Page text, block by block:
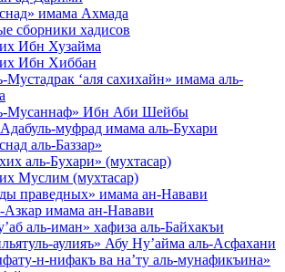
имама Ахмада
сборники хадисов
Ибн Хузайма
Ибн Хиббан
Мустадрак ‘аля сахихайн» имама аль-
Мусаннаф» Ибн Аби Шейбы
муфрад имама аль-Бухари
аль-Баззар»
аль-Бухари» (мухтасар)
Муслим (мухтасар)
праведных» имама ан-Навави
Азкар имама ан-Навави
аль-иман» хафиза аль-Байхакъи
аулияъ» Абу Ну’айма аль-Асфахани
н-нифакъ ва на’ту аль-мунафикъина»